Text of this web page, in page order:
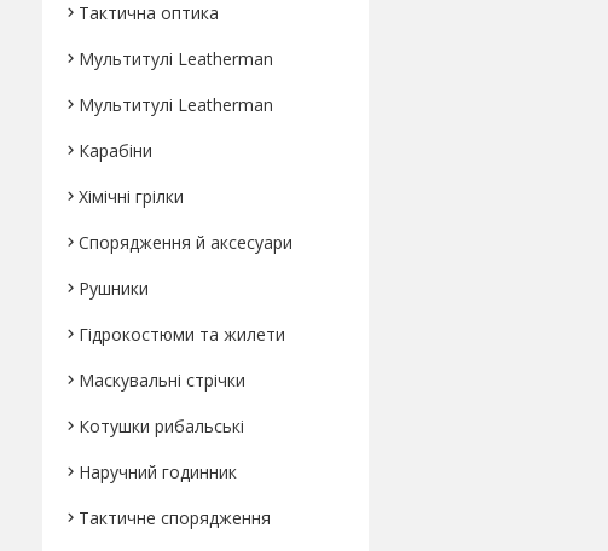
Тактична оптика
Мультитулі Leatherman
Мультитулі Leatherman
Карабіни
Хімічні грілки
Спорядження й аксесуари
Рушники
Гідрокостюми та жилети
Маскувальні стрічки
Котушки рибальські
Наручний годинник
Тактичне спорядження